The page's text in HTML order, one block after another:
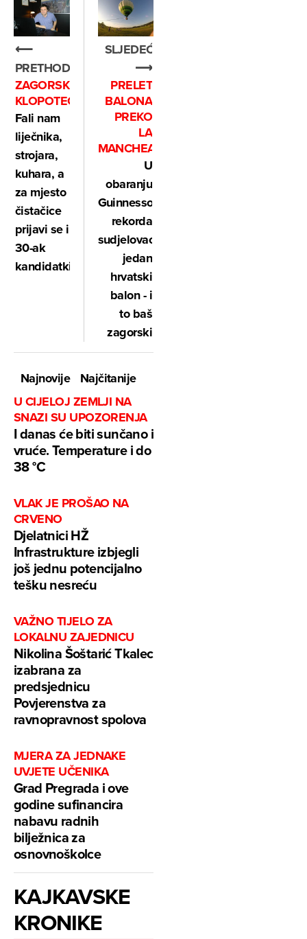
⟵
PRETHODNO
ZAGORSKI
KLOPOTEC
Fali nam
liječnika,
strojara,
kuhara, a
za mjesto
čistačice
prijavi se i
30-ak
kandidatkinja
SLJEDEĆE
⟶
PRELET
BALONA
PREKO
LA
MANCHEA
U
obaranju
Guinnessova
rekorda
sudjelovao
jedan
hrvatski
balon - i
to baš
zagorski
Najnovije
Najčitanije
U CIJELOJ ZEMLJI NA
SNAZI SU UPOZORENJA
I danas će biti sunčano i
vruće. Temperature i do
38 °C
VLAK JE PROŠAO NA
CRVENO
Djelatnici HŽ
Infrastrukture izbjegli
još jednu potencijalno
tešku nesreću
VAŽNO TIJELO ZA
LOKALNU ZAJEDNICU
Nikolina Šoštarić Tkalec
izabrana za
predsjednicu
Povjerenstva za
ravnopravnost spolova
MJERA ZA JEDNAKE
UVJETE UČENIKA
Grad Pregrada i ove
godine sufinancira
nabavu radnih
bilježnica za
osnovnoškolce
KAJKAVSKE
KRONIKE